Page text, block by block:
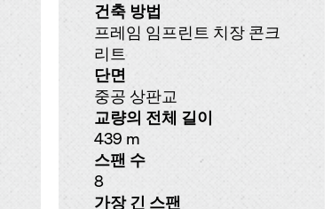
건축 방법
프레임 임프린트 치장 콘크
리트
단면
중공 상판교
교량의 전체 길이
439 m
스팬 수
8
가장 긴 스팬